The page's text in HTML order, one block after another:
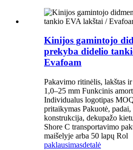
Kinijos gamintojo
prekyba didelio
Evafoam
Pakavimo ritinėlis, lakštas
1,0–25 mm Funkcinis
Individualus logotipas
pritaikymas Pakuotė,
konstrukcija, dekupažo
Shore C transportavimo
maišelyje arba 50 lapų Rol
paklausimasdetalė